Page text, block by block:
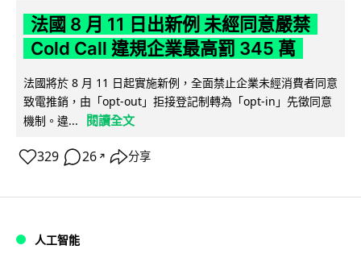
法國 8 月 11 日出新例 未經同意嚴禁
Cold Call 違規企業最高罰 345 萬
法國將於 8 月 11 日起實施新例，全面禁止企業未經消費者同意
致電推銷，由「opt-out」拒接登記制轉為「opt-in」先徵同意
機制。違...
閱讀全文
329 26 ↗ 分享
人工智能